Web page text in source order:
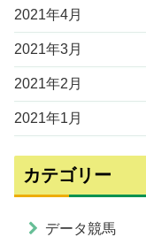
2021年4月
2021年3月
2021年2月
2021年1月
カテゴリー
データ競馬